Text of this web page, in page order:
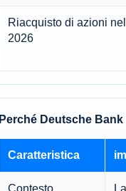
Riacquisto di azioni nel
2026
Perché Deutsche
Caratteristica
Contesto